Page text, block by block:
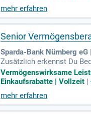
mehr erfahren
Senior
Sparda-Bank Nürnberg
Zusätzlich erkennst Du
von Kundenbeziehungen:
Vermögenswirksame
Einkaufsrabatte | Vollzeit |
mehr erfahren